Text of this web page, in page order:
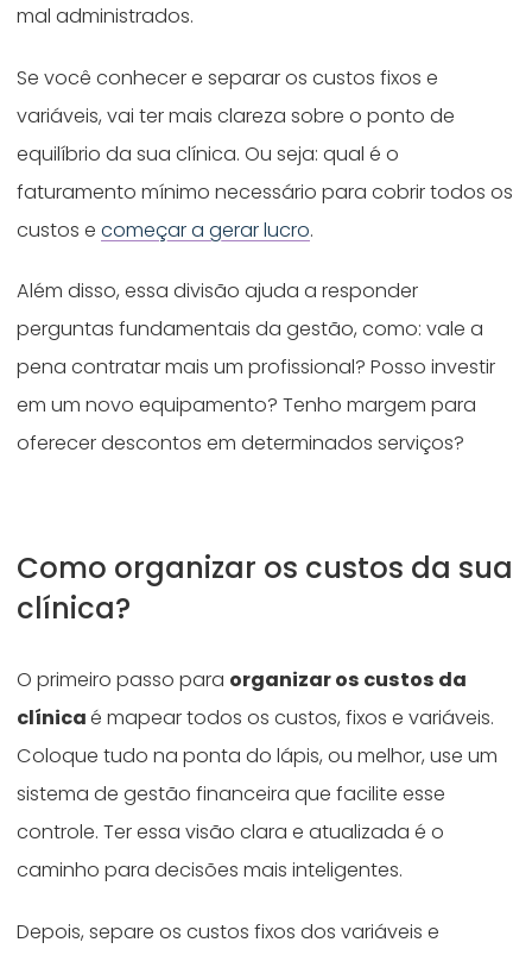
mal administrados.
Se você conhecer e separar os custos fixos e
variáveis, vai ter mais clareza sobre o ponto de
equilíbrio da sua clínica. Ou seja: qual é o
faturamento mínimo necessário para cobrir todos os
custos ecomeçar a gerar lucro.
Além disso, essa divisão ajuda a responder
perguntas fundamentais da gestão, como: vale a
pena contratar mais um profissional? Posso investir
em um novo equipamento? Tenho margem para
oferecer descontos em determinados serviços?
Como organizar os custos da sua
clínica?
O primeiro passo para organizar os custos da
clínicaé mapear todos os custos, fixos e variáveis.
Coloque tudo na ponta do lápis, ou melhor, use um
sistema de gestão financeira que facilite esse
controle. Ter essa visão clara e atualizada é o
caminho para decisões mais inteligentes.
Depois, separe os custos fixos dos variáveis e